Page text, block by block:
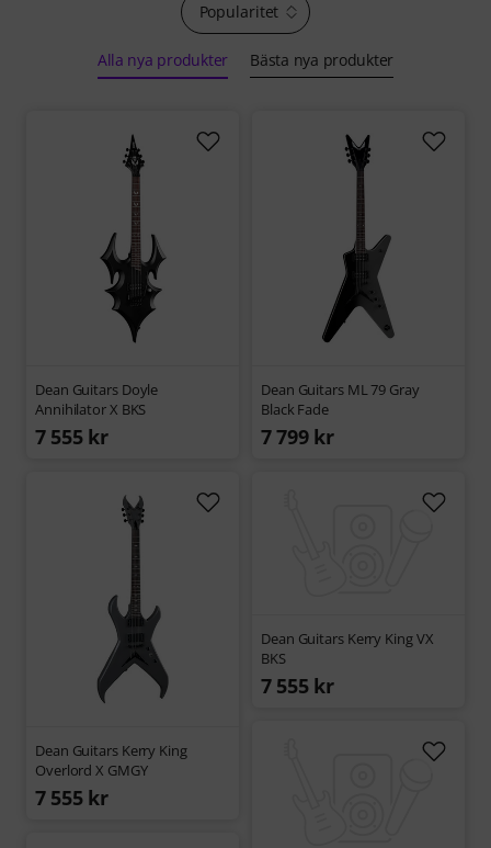
Popularitet
Alla nya produkter Bästa nya produkter
Dean Guitars Doyle
Annihilator X BKS
7 555 kr
Dean Guitars ML 79 Gray
Black Fade
7 799 kr
Dean Guitars Kerry King
Overlord X GMGY
7 555 kr
Dean Guitars Kerry King VX
BKS
7 555 kr